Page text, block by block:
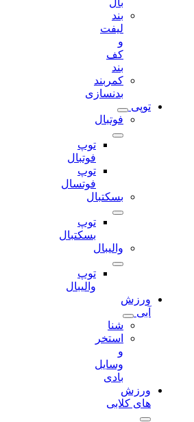
کمربند
بدنسازی
توپی
فوتبال
توپ
فوتبال
توپ
فوتسال
بسکتبال
توپ
بسکتبال
والیبال
توپ
والیبال
ورزش
شنا
استخر
وسایل
ورزش
های کلابی